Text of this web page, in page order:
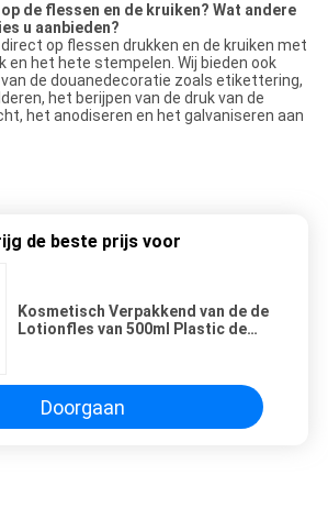
de flessen en de kruiken? Wat andere
u aanbieden?
op flessen drukken en de kruiken met
en het hete stempelen. Wij bieden ook
de douanedecoratie zoals etikettering,
het berijpen van de druk van de
het anodiseren en het galvaniseren aan
de beste prijs voor
Kosmetisch Verpakkend van de de
Lotionfles van 500ml Plastic de
Doorgaan